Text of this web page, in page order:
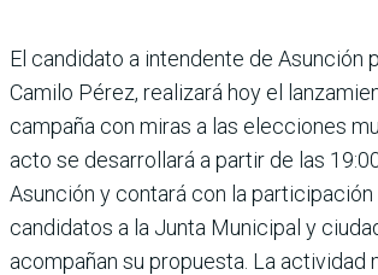
El candidato a intendente de Asunción
Camilo Pérez, realizará hoy el
campaña con miras a las elecciones
acto se desarrollará a partir de las
Asunción y contará con la
candidatos a la Junta Municipal y
acompañan su propuesta. La actividad